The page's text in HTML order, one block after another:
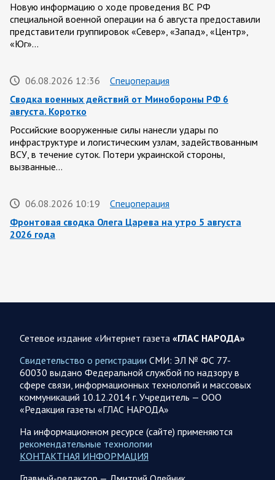
Новую информацию о ходе проведения ВС РФ
специальной военной операции на 6 августа предоставили
представители группировок «Север», «Запад», «Центр»,
«Юг»…
06.08.2026 12:36
Спецоперация
Сводка военных действий от Минобороны РФ 6
августа. Коротко
Российские вооруженные силы нанесли удары по
инфраструктуре и логистическим узлам, задействованным
ВСУ, в течение суток. Потери украинской стороны,
вызванные…
06.08.2026 10:19
Спецоперация
Фронтовая сводка Олега Царева на утро 5 августа
2026 года
Украинские террористы продолжают убивать мирное
население приграничных районов. Данные на 6 августа
За прошедшие сутки армия трусов и убийц, будучи не в
силах ничего противопоставить на поле боя, атаковала
гражданское население Белгородской…
06.08.2026 07:49
Спецоперация
Сводка на утро 6 августа 2026 года от Двух майоров
В Ярославле после налета перекрыто движение по
Сетевое издание «Интернет газета «ГЛАС НАРОДА»
Свидетельство о регистрации СМИ: ЭЛ № ФС 77-
60030 выдано Федеральной службой по надзору в
сфере связи, информационных технологий и массовых
коммуникаций 10.12.2014 г. Учредитель — ООО
«Редакция газеты «ГЛАС НАРОДА»
На информационном ресурсе (сайте) применяются
рекомендательные технологии
КОНТАКТНАЯ ИНФОРМАЦИЯ